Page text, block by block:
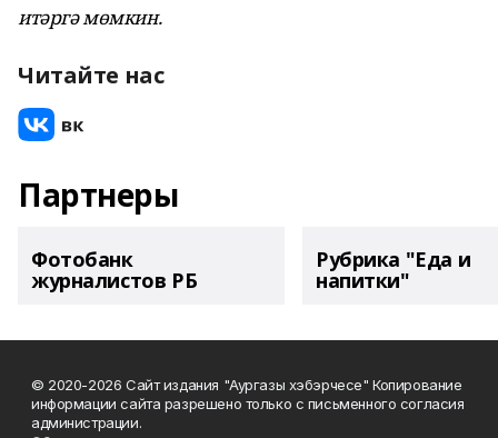
итәргә мөмкин.
Читайте нас
Партнеры
Фотобанк
журналистов РБ
Рубрика "Еда и
напитки"
© 2020-2026 Сайт издания "Аургазы хэбэрчесе" Копирование
информации сайта разрешено только с письменного согласия
администрации.